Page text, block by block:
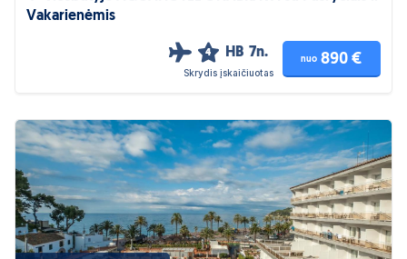
Vakarienėmis
4 HB 7n.
Skrydis įskaičiuotas
nuo 890 €